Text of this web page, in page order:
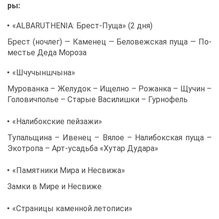
ры:
«АLBARUTHENIA: Брест-Пу­ща» (2 дня)
Брест (ноч­лег) — Ка­ме­нец — Бе­ло­веж­ская пу­ща — По­
ме­стье Де­да Мо­ро­за
«Шчучынш­чы­на»
Му­ро­ван­ка – Же­лу­док – Ищел­но – Ро­жан­ка – Щу­чин –
Го­ло­ви­ч­по­лье – Ста­рые Ва­си­лиш­ки – Гур­но­фель
«На­ли­бок­ские пей­за­жи»
Ту­паль­щи­на – Иве­нец – Вя­лое – На­ли­бок­ская пу­ща –
Эко­тро­па – Арт-усадь­ба «Ху­тар Дуда­ра»
«Па­мят­ни­ки Ми­ра и Несви­жа»
Зам­ки в Ми­ре и Несви­же
«Стра­ни­цы ка­мен­ной ле­то­пи­си»